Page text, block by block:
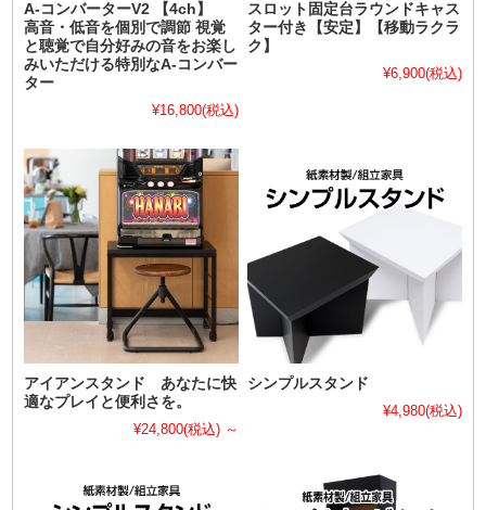
A-コンバーターV2 【4ch】
高音・低音を個別で調節 視覚
と聴覚で自分好みの音をお楽し
みいただける特別なA-コンバー
ター
¥16,800(税込)
スロット固定台ラウンドキャス
ター付き【安定】【移動ラクラ
ク】
¥6,900(税込)
アイアンスタンド あなたに快
適なプレイと便利さを。
¥24,800(税込) ～
シンプルスタンド
¥4,980(税込)